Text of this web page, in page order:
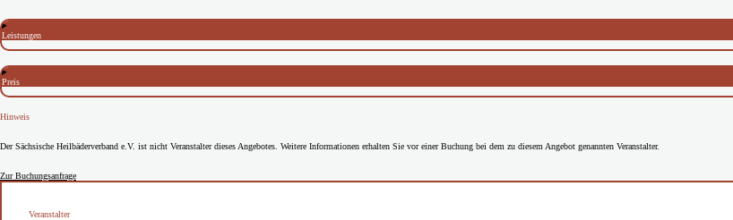
Leistungen
Preis
Hinweis
Der Sächsische Heilbäderverband e.V. ist nicht Veranstalter dieses Angebotes. Weitere Informationen erhalten Sie vor einer Buchung bei dem zu diesem Angebot genannten Veranstalter.
Zur Buchungsanfrage
Veranstalter